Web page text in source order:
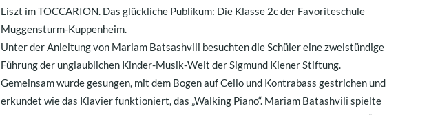
Liszt im TOCCARION. Das glückliche Publikum: Die Klasse 2c der Favoriteschule
Muggensturm-Kuppenheim.
Unter der Anleitung von Mariam Batsashvili besuchten die Schüler eine zweistündige
Führung der unglaublichen Kinder-Musik-Welt der Sigmund Kiener Stiftung.
Gemeinsam wurde gesungen, mit dem Bogen auf Cello und Kontrabass gestrichen und
erkundet wie das Klavier funktioniert, das „Walking Piano“. Mariam Batashvili spielte